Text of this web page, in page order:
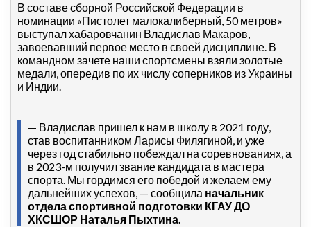
В составе сборной Российской Федерации в
номинации «Пистолет малокалиберный, 50 метров»
выступал хабаровчанин Владислав Макаров,
завоевавший первое место в своей дисциплине. В
командном зачете наши спортсмены взяли золотые
медали, опередив по их числу соперников из Украины
и Индии.
— Владислав пришел к нам в школу в 2021 году,
став воспитанником Ларисы Филягиной, и уже
через год стабильно побеждал на соревнованиях, а
в 2023-м получил звание кандидата в мастера
спорта. Мы гордимся его победой и желаем ему
дальнейших успехов, — сообщила начальник
отдела спортивной подготовки КГАУ ДО
ХКСШОР Наталья Пыхтина.